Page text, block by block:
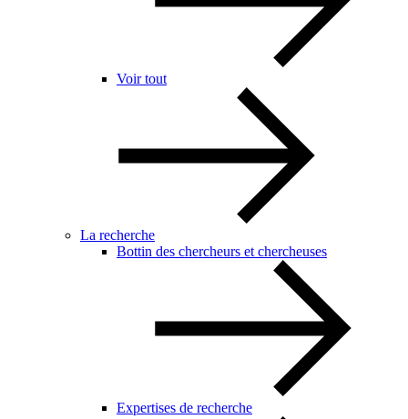
Voir tout
La recherche
Bottin des chercheurs et chercheuses
Expertises de recherche